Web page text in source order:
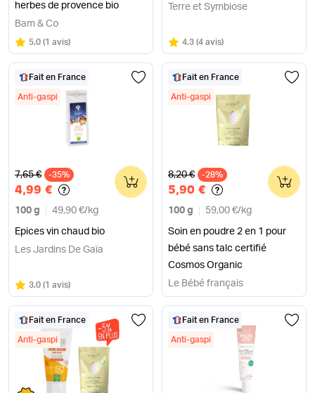
herbes de provence bio
Bam & Co
Note
5.0 sur 5
(1 avis)
Terre et Symbiose
Note
4.3 sur 5
(4 avis)
Fait en France
Anti-gaspi
Ancien prix
7,65 € -35%
4,99 €
100 g 49,90 €/ kg
Epices vin chaud bio
0
Les Jardins De Gaïa
Note
3.0 sur 5
(1 avis)
Fait en France
Anti-gaspi
Ancien prix
8,20 € -28%
5,90 €
100 g 59,00 €/ kg
Soin en poudre 2 en 1 pour
bébé sans talc certifié
Cosmos Organic
0
Le Bébé français
Fait en France
Anti-gaspi
Fait en France
Anti-gaspi